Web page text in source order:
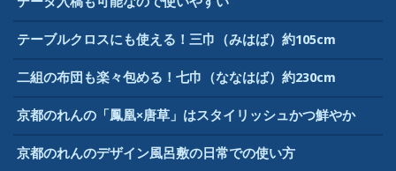
テーブルクロスにも使える！三巾（みはば）約105cm
二組の布団も楽々包める！七巾（ななはば）約230cm
京都のれんの「鳳凰×唐草」はスタイリッシュかつ鮮やか
京都のれんのデザイン風呂敷の日常での使い方